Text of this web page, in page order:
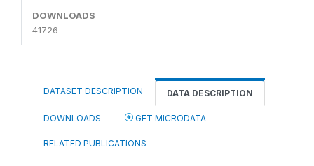
DOWNLOADS
41726
DATASET DESCRIPTION DATA DESCRIPTION
DOWNLOADS GET MICRODATA
RELATED PUBLICATIONS